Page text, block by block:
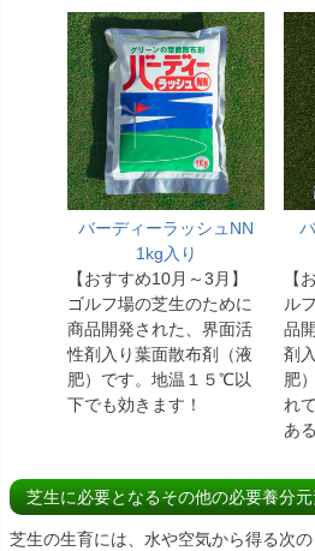
バーディーラッシュNN
1kg入り
【おすすめ10月～3月】
ゴルフ場の芝生のために
商品開発された、界面活
性剤入り葉面散布剤（液
肥）です。地温１５℃以
下でも効きます！
【
ル
品
剤
肥
れ
あ
芝生に必要となるその他の必要養分
芝生の生育には、水や空気から得る次